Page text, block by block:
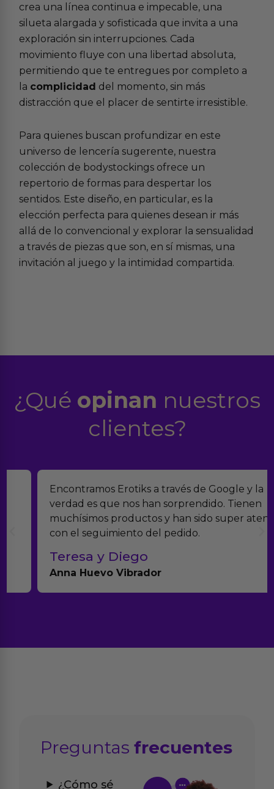
crea una línea continua e impecable, una
silueta alargada y sofisticada que invita a una
exploración sin interrupciones. Cada
movimiento fluye con una libertad absoluta,
permitiendo que te entregues por completo a
la complicidad del momento, sin más
distracción que el placer de sentirte irresistible.
Para quienes buscan profundizar en este
universo de lencería sugerente, nuestra
colección de bodystockings ofrece un
repertorio de formas para despertar los
sentidos. Este diseño, en particular, es la
elección perfecta para quienes desean ir más
allá de lo convencional y explorar la sensualidad
a través de piezas que son, en sí mismas, una
invitación al juego y la intimidad compartida.
¿Qué opinan nuestros
clientes?
Encontramos Erotiks a través de Google y la
verdad es que nos han sorprendido. Tienen
muchísimos productos y han sido super atentos
con el seguimiento del pedido.
Teresa y Diego
Anna Huevo Vibrador
Preguntasfrecuentes
¿Cómo sé